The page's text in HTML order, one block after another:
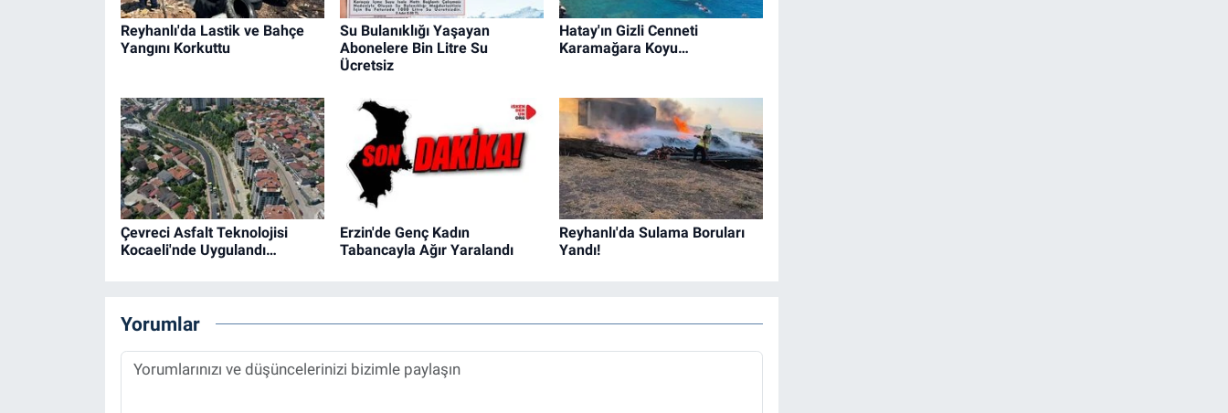
Reyhanlı'da Lastik ve Bahçe
Yangını Korkuttu
Su Bulanıklığı Yaşayan
Abonelere Bin Litre Su
Ücretsiz
Hatay'ın Gizli Cenneti
Karamağara Koyu…
Çevreci Asfalt Teknolojisi
Kocaeli'nde Uygulandı…
Erzin'de Genç Kadın
Tabancayla Ağır Yaralandı
Reyhanlı'da Sulama Boruları
Yandı!
Yorumlar